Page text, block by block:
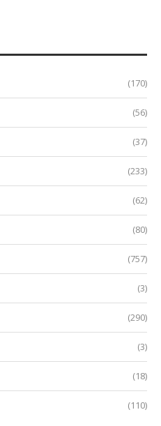
(170)
(56)
(37)
(233)
(62)
(80)
(757)
(3)
(290)
(3)
(18)
(110)